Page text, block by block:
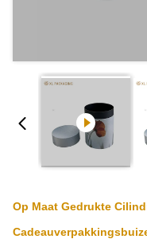
Op Maat Gedrukte